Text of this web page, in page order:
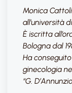
Monica
all’università
È iscritta
Bologna dal
Ha
ginecologia
“G.